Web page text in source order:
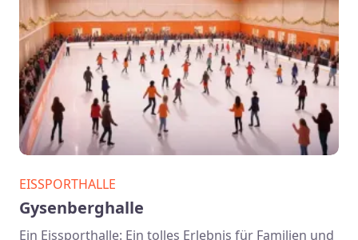
EISSPORTHALLE
Gysenberghalle
Ein Eissporthalle: Ein tolles Erlebnis für Familien und